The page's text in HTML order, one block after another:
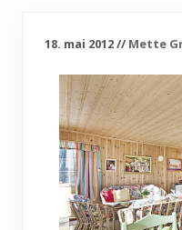
18. mai 2012// Mette